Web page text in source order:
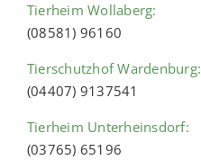
Tierheim Wollaberg:
(08581) 96160
Tierschutzhof Wardenburg:
(04407) 9137541
Tierheim Unterheinsdorf:
(03765) 65196